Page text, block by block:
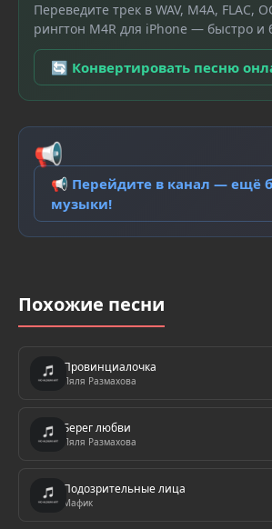
Переведите трек в WAV, M4A, FLAC,
рингтон M4R для iPhone — быстро и
🔄 Конвертировать песню
📢
📢 Перейдите в канал — ещё
музыки!
Похожие песни
Провинциалочка
Ляля Размахова
Берег любви
Ляля Размахова
Подозрительные лица
Мафик